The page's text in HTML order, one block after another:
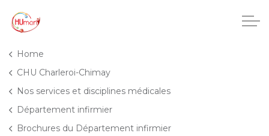
CHU Charleroi-Chimay
Maisons de repos
Home
CHU Charleroi-Chimay
Nos services et disciplines médicales
Département infirmier
Brochures du Département infirmier